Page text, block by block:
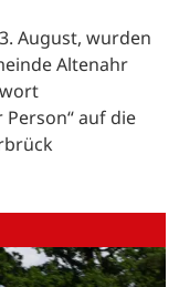
August, wurden
Altenahr
auf die